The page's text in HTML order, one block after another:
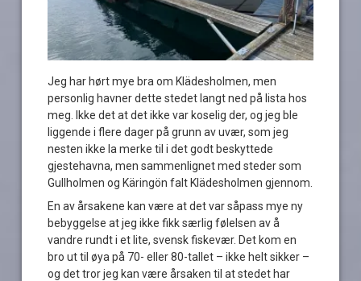
Jeg har hørt mye bra om Klädesholmen, men
personlig havner dette stedet langt ned på lista hos
meg. Ikke det at det ikke var koselig der, og jeg ble
liggende i flere dager på grunn av uvær, som jeg
nesten ikke la merke til i det godt beskyttede
gjestehavna, men sammenlignet med steder som
Gullholmen og Käringön falt Klädesholmen gjennom.
En av årsakene kan være at det var såpass mye ny
bebyggelse at jeg ikke fikk særlig følelsen av å
vandre rundt i et lite, svensk fiskevær. Det kom en
bro ut til øya på 70- eller 80-tallet – ikke helt sikker –
og det tror jeg kan være årsaken til at stedet har